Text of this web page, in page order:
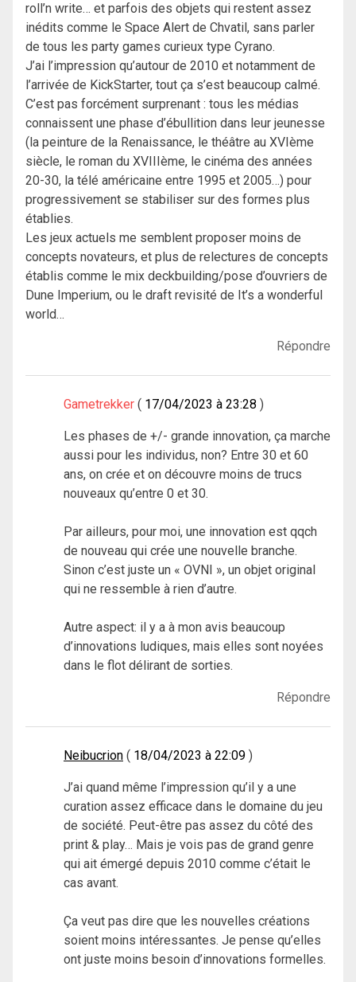
roll’n write… et parfois des objets qui restent assez
inédits comme le Space Alert de Chvatil, sans parler
de tous les party games curieux type Cyrano.
J’ai l’impression qu’autour de 2010 et notamment de
l’arrivée de KickStarter, tout ça s’est beaucoup calmé.
C’est pas forcément surprenant : tous les médias
connaissent une phase d’ébullition dans leur jeunesse
(la peinture de la Renaissance, le théâtre au XVIème
siècle, le roman du XVIIIème, le cinéma des années
20-30, la télé américaine entre 1995 et 2005…) pour
progressivement se stabiliser sur des formes plus
établies.
Les jeux actuels me semblent proposer moins de
concepts novateurs, et plus de relectures de concepts
établis comme le mix deckbuilding/pose d’ouvriers de
Dune Imperium, ou le draft revisité de It’s a wonderful
world…
Répondre
Gametrekker 17/04/2023 à 23:28
Les phases de +/- grande innovation, ça marche
aussi pour les individus, non? Entre 30 et 60
ans, on crée et on découvre moins de trucs
nouveaux qu’entre 0 et 30.
Par ailleurs, pour moi, une innovation est qqch
de nouveau qui crée une nouvelle branche.
Sinon c’est juste un « OVNI », un objet original
qui ne ressemble à rien d’autre.
Autre aspect: il y a à mon avis beaucoup
d’innovations ludiques, mais elles sont noyées
dans le flot délirant de sorties.
Répondre
Neibucrion 18/04/2023 à 22:09
J’ai quand même l’impression qu’il y a une
curation assez efficace dans le domaine du jeu
de société. Peut-être pas assez du côté des
print & play… Mais je vois pas de grand genre
qui ait émergé depuis 2010 comme c’était le
cas avant.
Ça veut pas dire que les nouvelles créations
soient moins intéressantes. Je pense qu’elles
ont juste moins besoin d’innovations formelles.